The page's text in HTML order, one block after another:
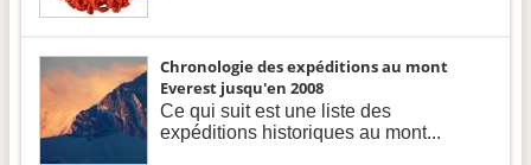
Chronologie des expéditions au mont
Everest jusqu'en 2008
Ce qui suit est une liste des
expéditions historiques au mont...